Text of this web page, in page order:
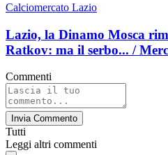
Calciomercato Lazio
Lazio, la Dinamo Mosca
Ratkov: ma il serbo... /
Commenti
Invia Commento
Tutti
Leggi altri commenti